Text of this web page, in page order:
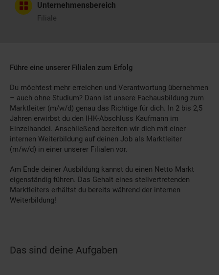
Unternehmensbereich
Filiale
Führe eine unserer Filialen zum Erfolg
Du möchtest mehr erreichen und Verantwortung übernehmen
– auch ohne Studium? Dann ist unsere Fachausbildung zum
Marktleiter (m/w/d) genau das Richtige für dich. In 2 bis 2,5
Jahren erwirbst du den IHK-Abschluss Kaufmann im
Einzelhandel. Anschließend bereiten wir dich mit einer
internen Weiterbildung auf deinen Job als Marktleiter
(m/w/d) in einer unserer Filialen vor.
Am Ende deiner Ausbildung kannst du einen Netto Markt
eigenständig führen. Das Gehalt eines stellvertretenden
Marktleiters erhältst du bereits während der internen
Weiterbildung!
Das sind deine Aufgaben